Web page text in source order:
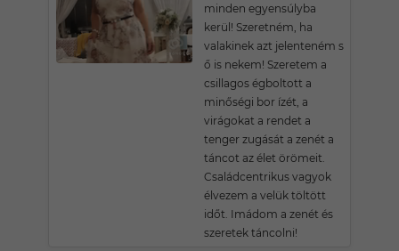
minden egyensúlyba
kerül! Szeretném, ha
valakinek azt jelenteném s
ő is nekem! Szeretem a
csillagos égboltott a
minőségi bor ízét, a
virágokat a rendet a
tenger zugását a zenét a
táncot az élet örömeit.
Családcentrikus vagyok
élvezem a velük töltött
időt. Imádom a zenét és
szeretek táncolni!